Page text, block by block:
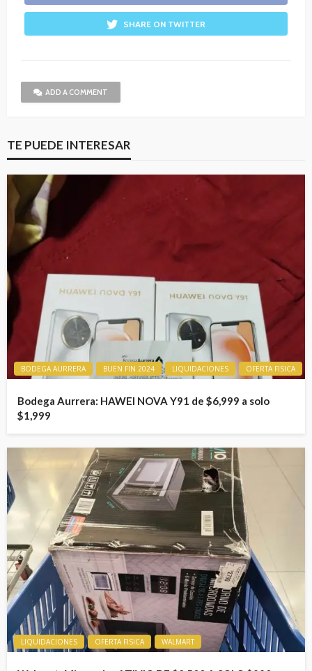
SHARE ON TWITTER
ADD A COMMENT
TE PUEDE INTERESAR
BODEGA AURRERA BUEN FIN 2024 LIQUIDACIONES OFERTA FISICA
Bodega Aurrera: HAWEI NOVA Y91 de $6,999 a solo
$1,999
LIQUIDACIONES OFERTA FISICA WALMART